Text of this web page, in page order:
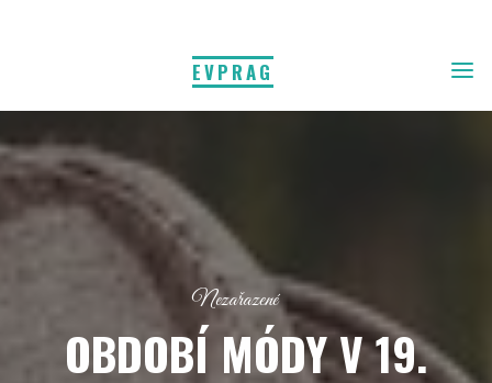
EVPRAG
Nezařazené
OBDOBÍ MÓDY V 19.